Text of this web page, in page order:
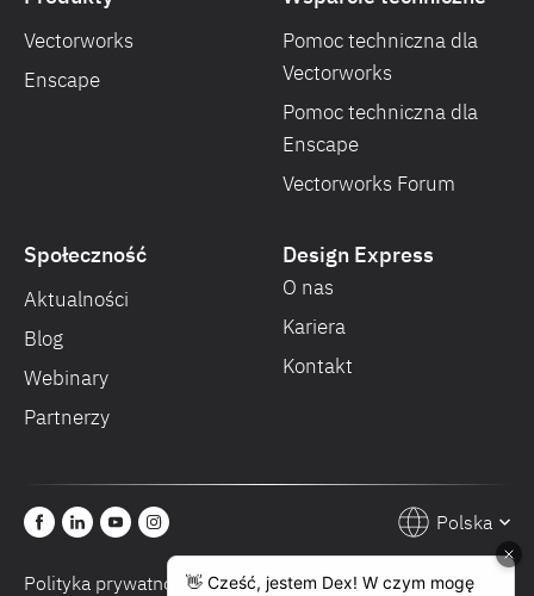
Vectorworks
Enscape
Pomoc techniczna dla
Vectorworks
Pomoc techniczna dla
Enscape
Vectorworks Forum
Społeczność
Aktualności
Blog
Webinary
Partnerzy
Design Express
O nas
Kariera
Kontakt
Polityka prywatności Warunki sprzedaży
Polska